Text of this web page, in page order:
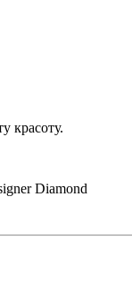
красоту.
Diamond